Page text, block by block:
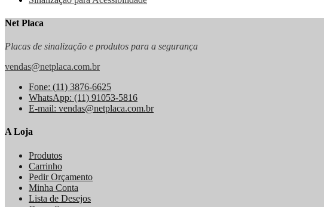
Net Placa
Placas de sinalização e produtos para a segurança
vendas@netplaca.com.br
Fone: (11) 3876-6625
WhatsApp: (11) 91053-5816
E-mail: vendas@netplaca.com.br
A Loja
Produtos
Carrinho
Pedir Orçamento
Minha Conta
Lista de Desejos